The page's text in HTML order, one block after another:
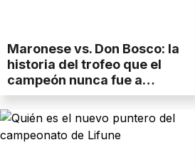
Maronese vs. Don Bosco: la
historia del trofeo que el
campeón nunca fue a
buscar